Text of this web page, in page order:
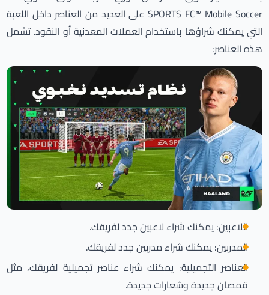
SPORTS FC™ Mobile Soccer على العديد من العناصر داخل اللعبة
التي يمكنك شراؤها باستخدام العملات المعدنية أو النقود. تشمل
هذه العناصر:
اللاعبين: يمكنك شراء لاعبين جدد لفريقك.
المدربين: يمكنك شراء مدربين جدد لفريقك.
العناصر التجميلية: يمكنك شراء عناصر تجميلية لفريقك، مثل
قمصان جديدة وشعارات جديدة.